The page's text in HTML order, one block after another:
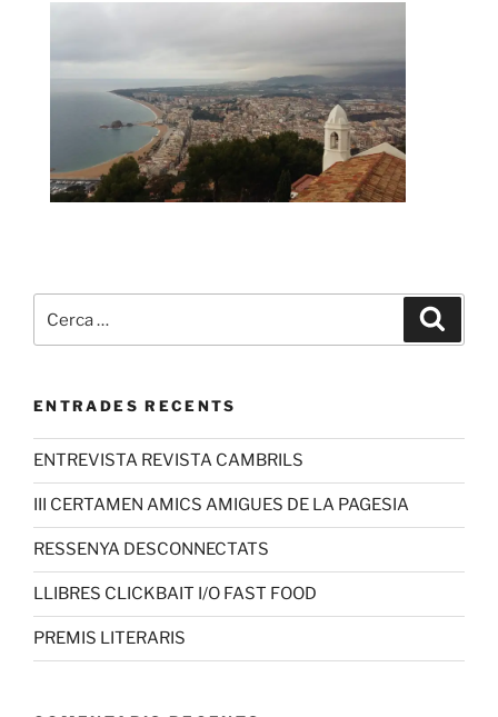
ENTRADES RECENTS
ENTREVISTA REVISTA CAMBRILS
III CERTAMEN AMICS AMIGUES DE LA PAGESIA
RESSENYA DESCONNECTATS
LLIBRES CLICKBAIT I/O FAST FOOD
PREMIS LITERARIS